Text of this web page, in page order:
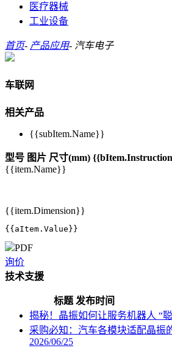
医疗器械
工业设备
首页- 产品应用- 汽车电子
车联网
相关产品
{{subItem.Name}}
型号 图片 尺寸(mm)
{{item.Name}}
{{item.Dimension}}
{{aItem.Value}}
PDF
询价
技术支援
标题 发布时间
揭秘！晶振如何让服务机器人 “
采购必知：汽车各模块适配晶振
2026/06/25